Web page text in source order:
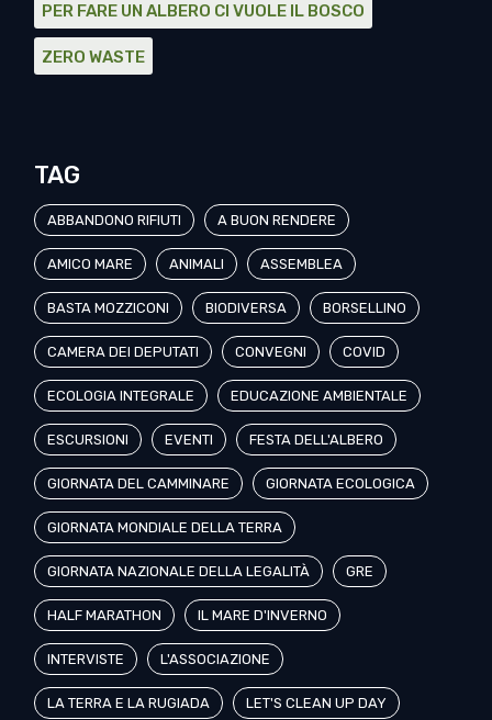
PER FARE UN ALBERO CI VUOLE IL BOSCO
ZERO WASTE
TAG
ABBANDONO RIFIUTI A BUON RENDERE
AMICO MARE ANIMALI ASSEMBLEA
BASTA MOZZICONI BIODIVERSA BORSELLINO
CAMERA DEI DEPUTATI CONVEGNI COVID
ECOLOGIA INTEGRALE EDUCAZIONE AMBIENTALE
ESCURSIONI EVENTI FESTA DELL'ALBERO
GIORNATA DEL CAMMINARE GIORNATA ECOLOGICA
GIORNATA MONDIALE DELLA TERRA
GIORNATA NAZIONALE DELLA LEGALITÀ GRE
HALF MARATHON IL MARE D'INVERNO
INTERVISTE L'ASSOCIAZIONE
LA TERRA E LA RUGIADA LET'S CLEAN UP DAY